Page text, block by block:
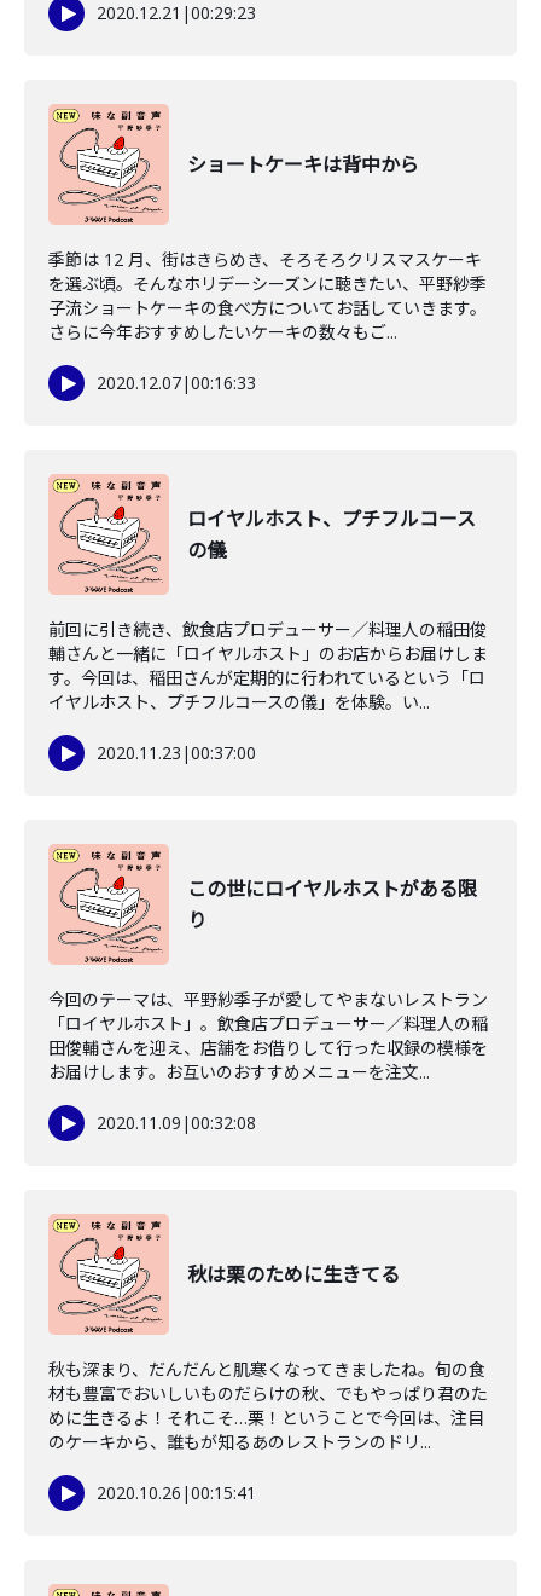
2020.12.21 |00:29:23
ショートケーキは背中から
季節は 12 月、街はきらめき、そろそろクリスマスケーキ
を選ぶ頃。そんなホリデーシーズンに聴きたい、平野紗季
子流ショートケーキの食べ方についてお話していきます。
さらに今年おすすめしたいケーキの数々もご...
2020.12.07|00:16:33
ロイヤルホスト、プチフルコース
の儀
前回に引き続き、飲食店プロデューサー／料理人の稲田俊
輔さんと一緒に「ロイヤルホスト」のお店からお届けしま
す。今回は、稲田さんが定期的に行われているという「ロ
イヤルホスト、プチフルコースの儀」を体験。い...
2020.11.23 |00:37:00
この世にロイヤルホストがある限
り
今回のテーマは、平野紗季子が愛してやまないレストラン
「ロイヤルホスト」。飲食店プロデューサー／料理人の稲
田俊輔さんを迎え、店舗をお借りして行った収録の模様を
お届けします。お互いのおすすめメニューを注文...
2020.11.09 |00:32:08
秋は栗のために生きてる
秋も深まり、だんだんと肌寒くなってきましたね。旬の食
材も豊富でおいしいものだらけの秋、でもやっぱり君のた
めに生きるよ！それこそ…栗！ということで今回は、注目
のケーキから、誰もが知るあのレストランのドリ...
2020.10.26 |00:15:41